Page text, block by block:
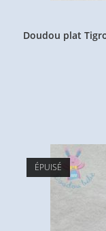
Doudou plat
ÉPUISÉ